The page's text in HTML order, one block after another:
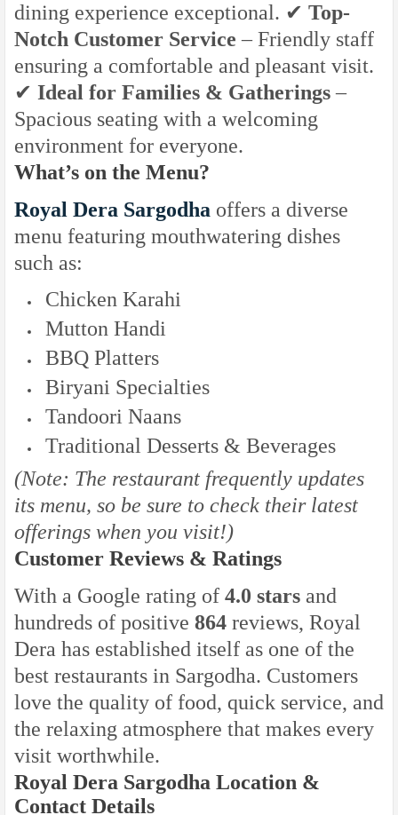
dining experience exceptional. ✔ Top-
Notch Customer Service – Friendly staff
ensuring a comfortable and pleasant visit.
✔ Ideal for Families & Gatherings–
Spacious seating with a welcoming
environment for everyone.
What’s on the Menu?
Royal Dera Sargodha offers a diverse
menu featuring mouthwatering dishes
such as:
Chicken Karahi
Mutton Handi
BBQ Platters
Biryani Specialties
Tandoori Naans
Traditional Desserts & Beverages
(Note: The restaurant frequently updates
its menu, so be sure to check their latest
offerings when you visit!)
Customer Reviews & Ratings
With a Google rating of 4.0 stars and
hundreds of positive 864 reviews, Royal
Dera has established itself as one of the
best restaurants in Sargodha. Customers
love the quality of food, quick service, and
the relaxing atmosphere that makes every
visit worthwhile.
Royal Dera Sargodha Location &
Contact Details